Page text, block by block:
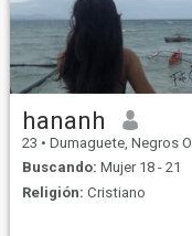
hananh
23 • Dumaguete, Negros Oriental, Filipinas
Buscando: Mujer 18 - 21
Religión: Cristiano